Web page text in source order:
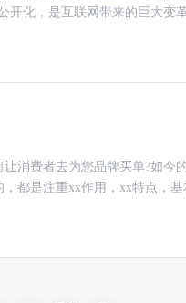
化，是互联网带来的巨大变革之
消费者去为您品牌买单?如今
都是注重xx作用，xx特点，